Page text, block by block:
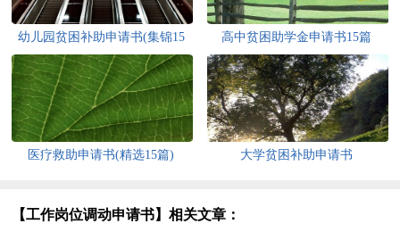
幼儿园贫困补助申请书(集锦15
篇)
高中贫困助学金申请书15篇
医疗救助申请书(精选15篇) 大学贫困补助申请书
【工作岗位调动申请书】相关文章：